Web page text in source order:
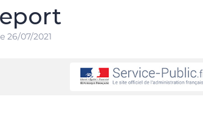
26/07/2021